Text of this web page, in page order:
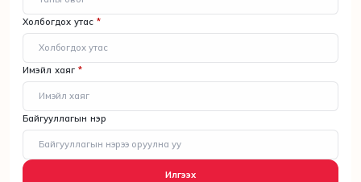
Холбогдох утас *
Имэйл хаяг *
Байгууллагын нэр
Илгээх